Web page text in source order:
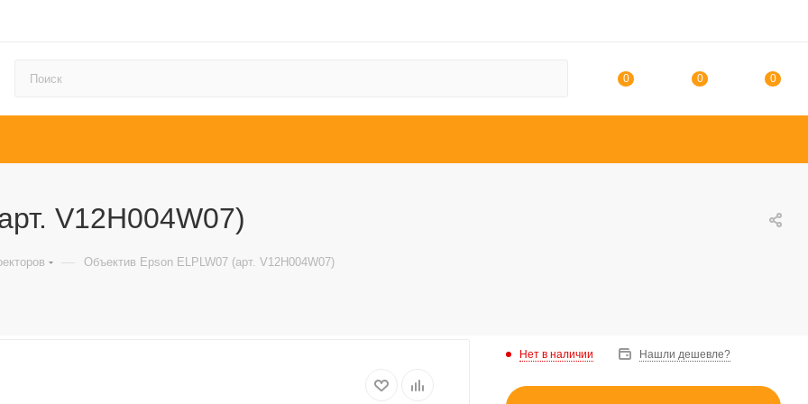
0 0 0
V12H004W07)
— Объектив Epson ELPLW07 (арт. V12H004W07)
Нет в наличии Нашли дешевле?